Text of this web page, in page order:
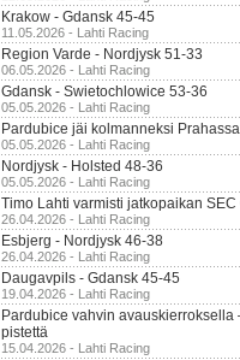
Krakow - Gdansk 45-45
11.05.2026 - Lahti Racing
Region Varde - Nordjysk 51-33
06.05.2026 - Lahti Racing
Gdansk - Swietochlowice 53-36
05.05.2026 - Lahti Racing
Pardubice jäi kolmanneksi Prahassa
05.05.2026 - Lahti Racing
Nordjysk - Holsted 48-36
05.05.2026 - Lahti Racing
Timo Lahti varmisti jatkopaikan
26.04.2026 - Lahti Racing
Esbjerg - Nordjysk 46-38
26.04.2026 - Lahti Racing
Daugavpils - Gdansk 45-45
19.04.2026 - Lahti Racing
Pardubice vahvin avauskierroksella
pistettä
15.04.2026 - Lahti Racing